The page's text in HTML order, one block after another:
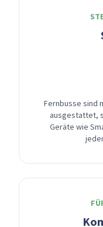
Fernbusse sind
ausgestattet,
Geräte wie